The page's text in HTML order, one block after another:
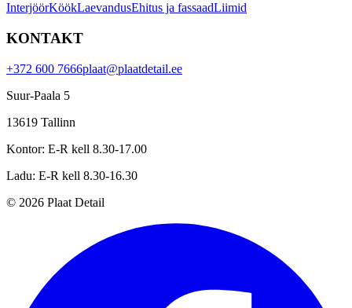
InterjöörKöökLaevandusEhitus ja fassaadLiimid
KONTAKT
+372 600 7666plaat@plaatdetail.ee
Suur-Paala 5
13619 Tallinn
Kontor: E-R kell 8.30-17.00
Ladu: E-R kell 8.30-16.30
© 2026 Plaat Detail